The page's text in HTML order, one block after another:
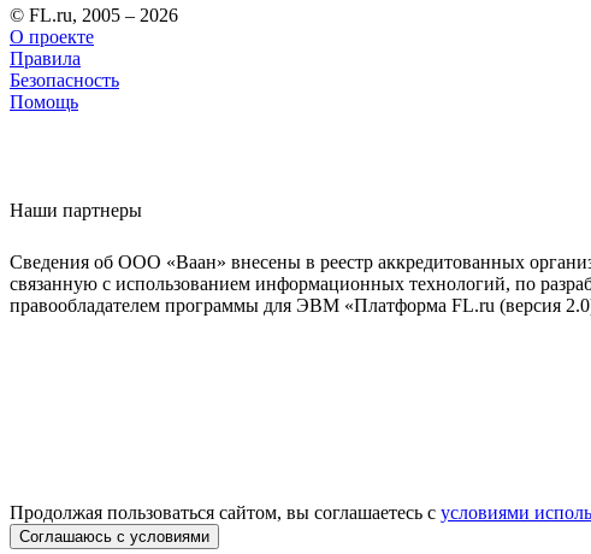
© FL.ru, 2005 – 2026
О проекте
Правила
Безопасность
Помощь
Наши партнеры
Сведения об ООО «Ваан» внесены в реестр аккредитованных
связанную с использованием информационных технологий, по
правообладателем программы для ЭВМ «Платформа FL.ru (версия
Продолжая пользоваться сайтом, вы соглашаетесь с условиями
Соглашаюсь с условиями